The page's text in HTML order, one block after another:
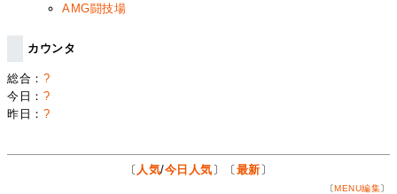
AMG闘技場
カウンタ
総合： ?
今日： ?
昨日： ?
〔 人気/今日人気〕〔最新〕
〔MENU編集〕